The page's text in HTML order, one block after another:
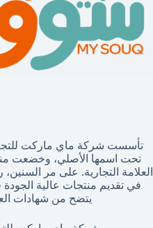
تحت اسمها الأصلي، وخضعت منذ
العلامة التجارية. على مر
في تقديم منتجات عالية
يتضح من شهادات